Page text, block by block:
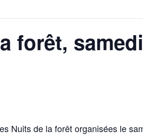
forêt,
Nuits de la forêt organisées le